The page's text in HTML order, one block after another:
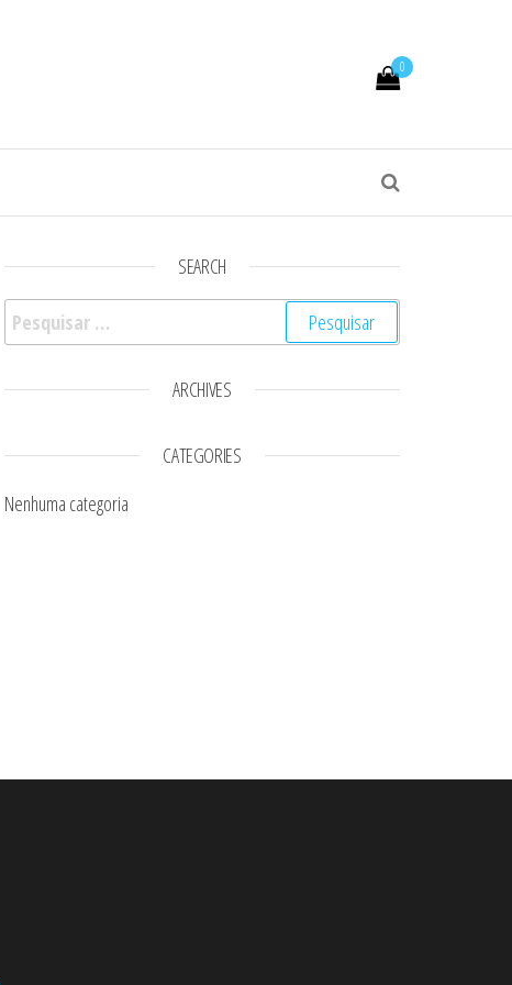
0
SEARCH
Pesquisar por:
ARCHIVES
CATEGORIES
Nenhuma categoria